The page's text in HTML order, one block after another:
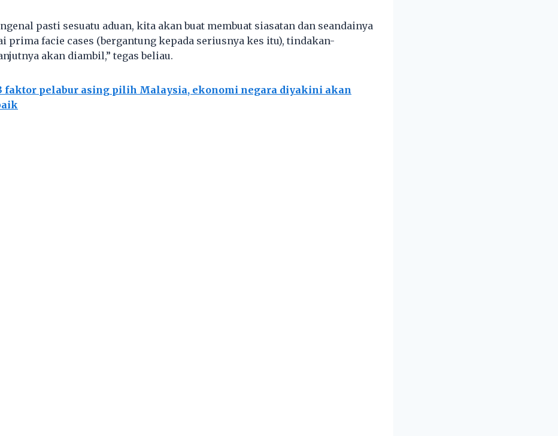
pasti sesuatu aduan, kita akan buat membuat siasatan dan seandainya
prima facie cases (bergantung kepada seriusnya kes itu), tindakan-
akan diambil,” tegas beliau.
faktor pelabur asing pilih Malaysia, ekonomi negara diyakini akan